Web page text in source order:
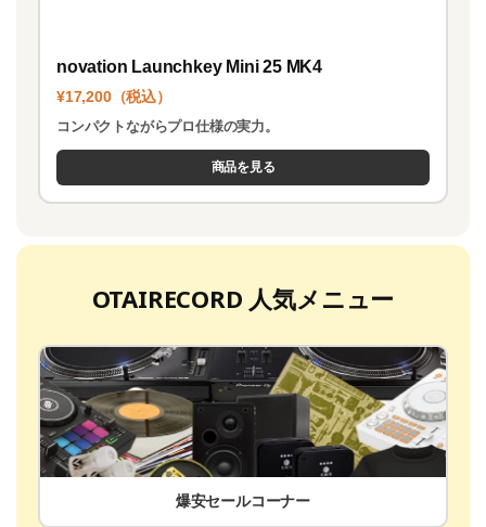
novation Launchkey Mini 25 MK4
¥17,200（税込）
コンパクトながらプロ仕様の実力。
商品を見る
OTAIRECORD 人気メニュー
爆安セールコーナー